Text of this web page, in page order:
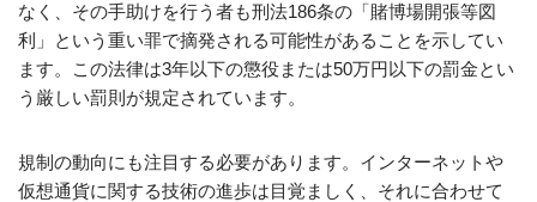
なく、その手助けを行う者も刑法186条の「賭博場開張等図
利」という重い罪で摘発される可能性があることを示してい
ます。この法律は3年以下の懲役または50万円以下の罰金とい
う厳しい罰則が規定されています。
規制の動向にも注目する必要があります。インターネットや
仮想通貨に関する技術の進歩は目覚ましく、それに合わせて